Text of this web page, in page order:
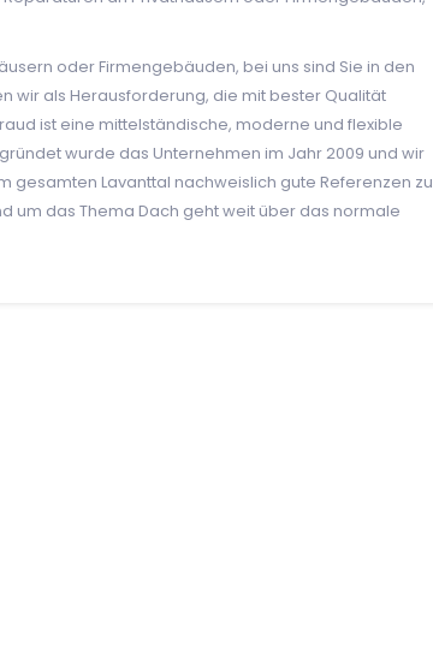
oder Firmengebäuden, bei uns sind Sie in den
wir als Herausforderung, die mit bester Qualität
ist eine mittelständische, moderne und flexible
wurde das Unternehmen im Jahr 2009 und wir
gesamten Lavanttal nachweislich gute Referenzen zu
um das Thema Dach geht weit über das normale